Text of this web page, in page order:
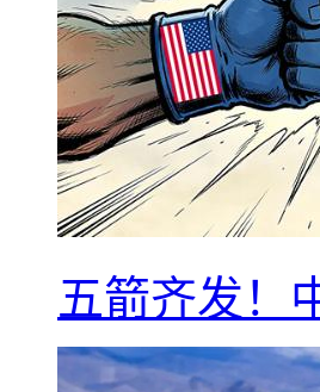
五箭齐发！